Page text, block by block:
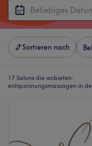
Sortieren nach
17 Salons die anbieten:
entspannungsmassagen in